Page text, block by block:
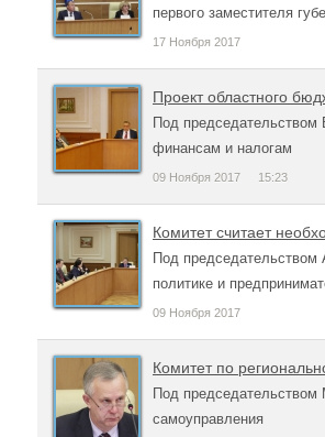
первого заместителя
17 Ноября 2017
Проект областного
Под председательством
финансам и налогам
09 Ноября 2017 15:23
Комитет считает
Под председательством
политике и
09 Ноября 2017
Комитет по
Под председательством
самоуправления